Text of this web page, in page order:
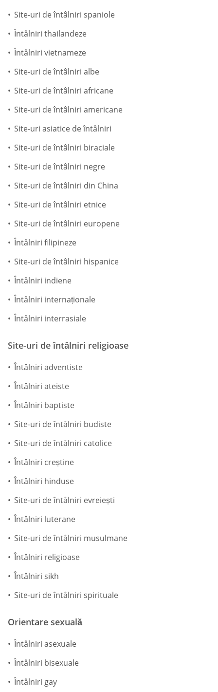
Site-uri de întâlniri spaniole
Întâlniri thailandeze
Întâlniri vietnameze
Site-uri de întâlniri albe
Site-uri de întâlniri africane
Site-uri de întâlniri americane
Site-uri asiatice de întâlniri
Site-uri de întâlniri biraciale
Site-uri de întâlniri negre
Site-uri de întâlniri din China
Site-uri de întâlniri etnice
Site-uri de întâlniri europene
Întâlniri filipineze
Site-uri de întâlniri hispanice
Întâlniri indiene
Întâlniri internaționale
Întâlniri interrasiale
Site-uri de întâlniri religioase
Întâlniri adventiste
Întâlniri ateiste
Întâlniri baptiste
Site-uri de întâlniri budiste
Site-uri de întâlniri catolice
Întâlniri creștine
Întâlniri hinduse
Site-uri de întâlniri evreiești
Întâlniri luterane
Site-uri de întâlniri musulmane
Întâlniri religioase
Întâlniri sikh
Site-uri de întâlniri spirituale
Orientare sexuală
Întâlniri asexuale
Întâlniri bisexuale
Întâlniri gay